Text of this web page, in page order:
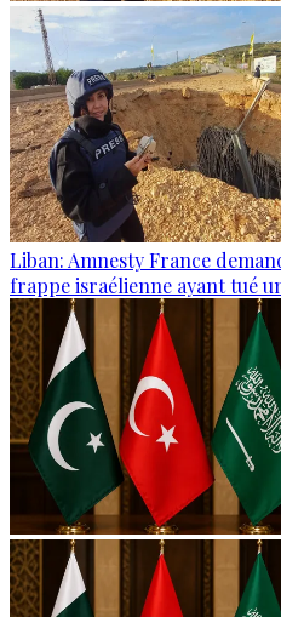
Liban: Amnesty France
frappe israélienne ayant tué